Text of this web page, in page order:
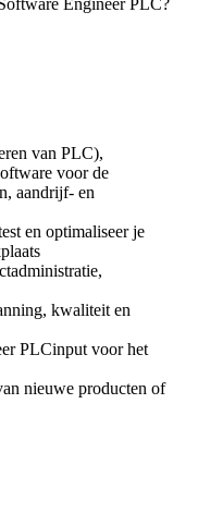
Engineer PLC?
van PLC),
voor de
aandrijf- en
en optimaliseer je
kwaliteit en
PLCinput voor het
nieuwe producten of